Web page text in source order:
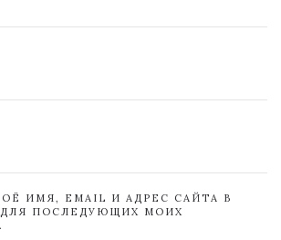
ИМЯ, EMAIL И АДРЕС САЙТА В
ДЛЯ ПОСЛЕДУЮЩИХ МОИХ